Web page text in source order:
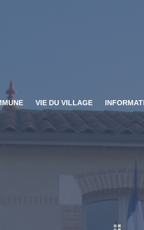
VIE DU VILLAGE